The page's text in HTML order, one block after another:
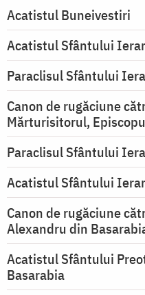
Acatistul Buneivestiri
Acatistul Sfântului
Paraclisul Sfântului
Canon de rugăciune
Mărturisitorul,
Paraclisul Sfântului
Acatistul Sfântului
Canon de rugăciune
Alexandru din
Acatistul Sfântului
Basarabia